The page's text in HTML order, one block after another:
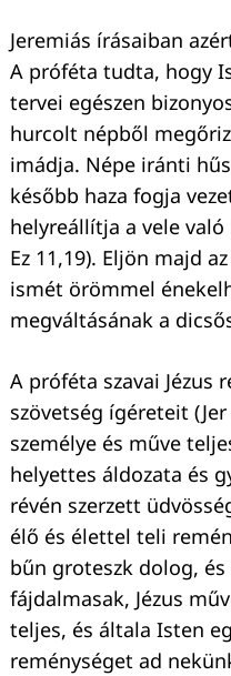
Jeremiás írásaiban
A próféta tudta, hogy
tervei egészen
hurcolt népből
imádja. Népe iránti
később haza fogja
helyreállítja a vele való
Ez 11,19). Eljön majd
ismét örömmel
megváltásának a
A próféta szavai Jézus
szövetség ígéreteit (Jer
személye és műve
helyettes áldozata és
révén szerzett
élő és élettel teli
bűn groteszk dolog,
fájdalmasak, Jézus
teljes, és általa Isten
reménységet ad